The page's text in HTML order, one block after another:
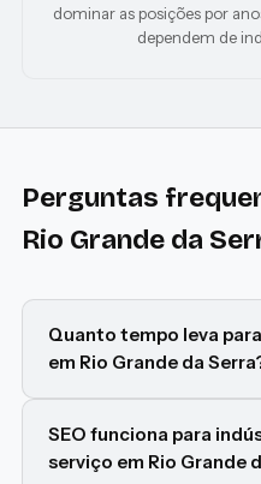
dominar as posições por
dependem de
Perguntas
Rio Grande da
Quanto tempo leva
em Rio Grande da
SEO funciona para
serviço em Rio Grande